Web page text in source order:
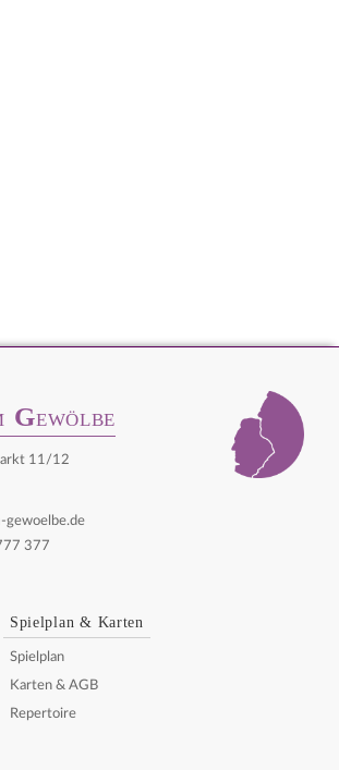
GEWÖLBE
11/12
gewoelbe.de
377
Spielplan & Karten
Spielplan
Karten & AGB
Repertoire